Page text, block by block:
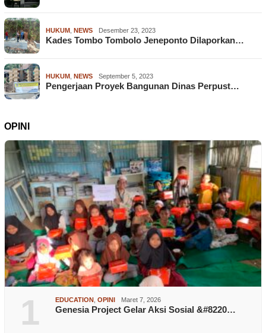
HUKUM NEWS Desember 23, 2023
Kades Tombo Tombolo Jeneponto Dilaporkan…
HUKUM NEWS September 5, 2023
Pengerjaan Proyek Bangunan Dinas Perpust…
OPINI
1 EDUCATION OPINI Maret 7, 2026
Genesia Project Gelar Aksi Sosial &#8220…